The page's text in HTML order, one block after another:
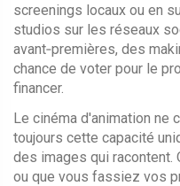
screenings locaux ou en
studios sur les réseaux
avant‑premières, des
chance de voter pour le
financer.
Le cinéma d'animation ne
toujours cette capacité
des images qui racontent.
ou que vous fassiez vos